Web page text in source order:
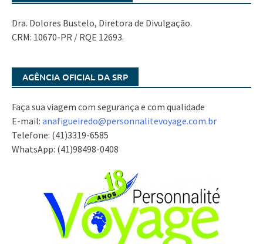
Dra. Dolores Bustelo, Diretora de Divulgação.
CRM: 10670-PR / RQE 12693.
AGÊNCIA OFICIAL DA SRP
Faça sua viagem com segurança e com qualidade
E-mail: anafigueiredo@personnalitevoyage.com.br
Telefone: (41)3319-6585
WhatsApp: (41)98498-0408